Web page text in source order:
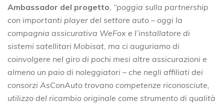
Ambassador del progetto, “poggia sulla partnership
con importanti player del settore auto – oggi la
compagnia assicurativa WeFox e l’installatore di
sistemi satellitari Mobisat, ma ci auguriamo di
coinvolgere nel giro di pochi mesi altre assicurazioni e
almeno un paio di noleggiatori – che negli affiliati dei
consorzi AsConAuto trovano competenze riconosciute,
utilizzo del ricambio originale come strumento di qualità